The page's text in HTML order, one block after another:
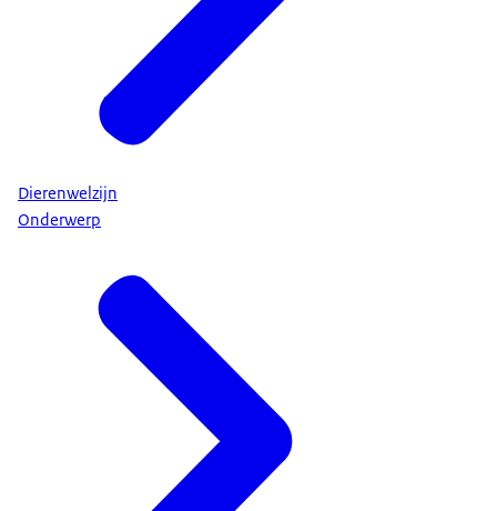
Dierenwelzijn
Onderwerp